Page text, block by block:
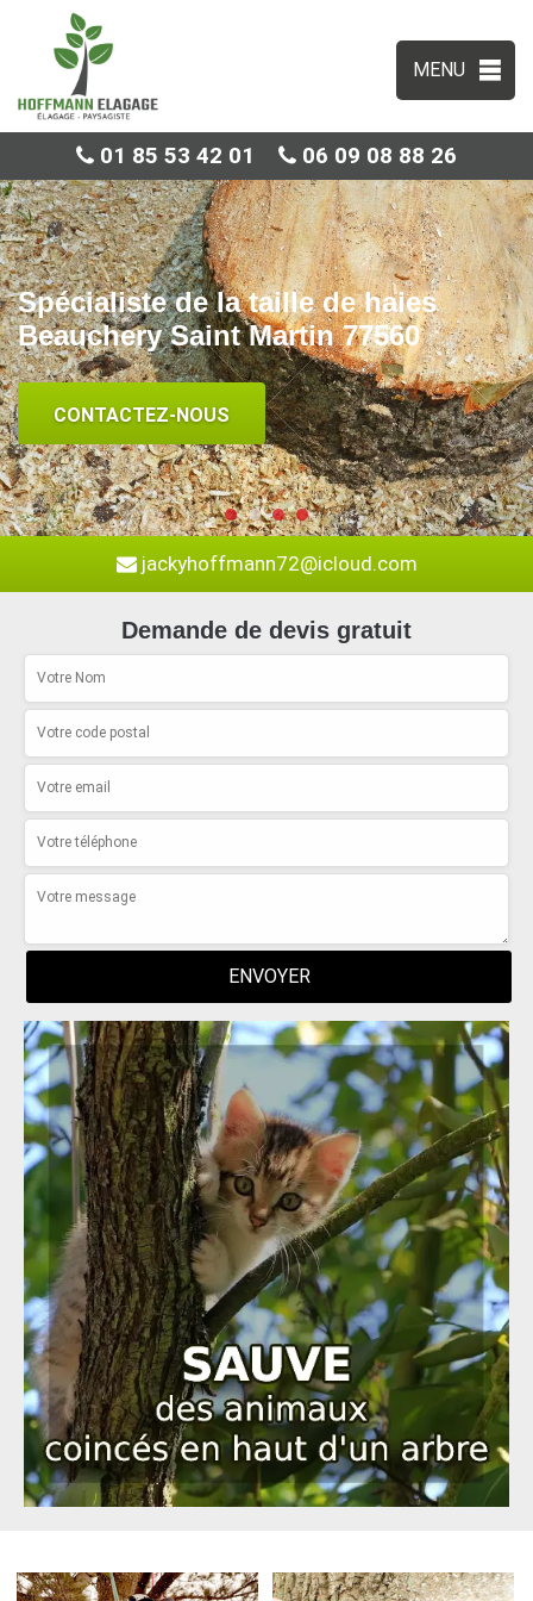
MENU
01 85 53 42 01 06 09 08 88 26
Spécialiste de la taille de haies
Beauchery Saint Martin 77560
CONTACTEZ-NOUS
jackyhoffmann72@icloud.com
Demande de devis gratuit